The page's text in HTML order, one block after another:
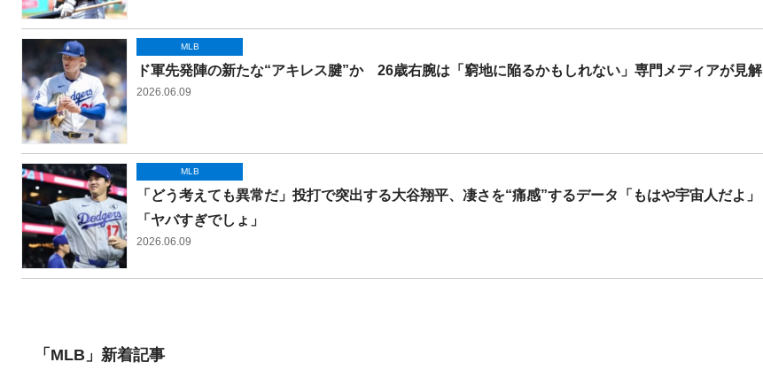
MLB
ド軍先発陣の新たな“アキレス腱”か 26歳右腕は「窮地に陥るかもしれない」専門メディアが見解
2026.06.09
MLB
「どう考えても異常だ」投打で突出する大谷翔平、凄さを“痛感”するデータ「もはや宇宙人だよ」
「ヤバすぎでしょ」
2026.06.09
「MLB」新着記事